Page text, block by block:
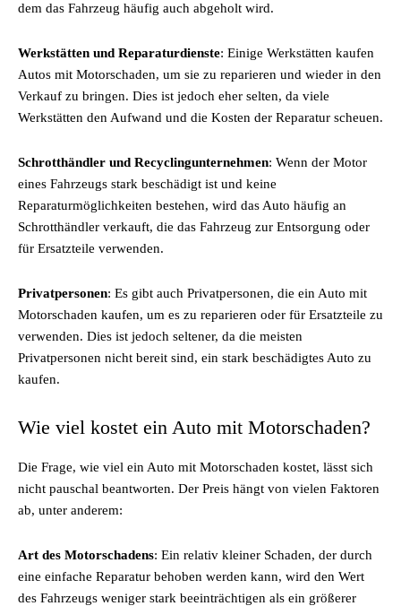
dem das Fahrzeug häufig auch abgeholt wird.
Werkstätten und Reparaturdienste: Einige Werkstätten kaufen
Autos mit Motorschaden, um sie zu reparieren und wieder in den
Verkauf zu bringen. Dies ist jedoch eher selten, da viele
Werkstätten den Aufwand und die Kosten der Reparatur scheuen.
Schrotthändler und Recyclingunternehmen: Wenn der Motor
eines Fahrzeugs stark beschädigt ist und keine
Reparaturmöglichkeiten bestehen, wird das Auto häufig an
Schrotthändler verkauft, die das Fahrzeug zur Entsorgung oder
für Ersatzteile verwenden.
Privatpersonen: Es gibt auch Privatpersonen, die ein Auto mit
Motorschaden kaufen, um es zu reparieren oder für Ersatzteile zu
verwenden. Dies ist jedoch seltener, da die meisten
Privatpersonen nicht bereit sind, ein stark beschädigtes Auto zu
kaufen.
Wie viel kostet ein Auto mit Motorschaden?
Die Frage, wie viel ein Auto mit Motorschaden kostet, lässt sich
nicht pauschal beantworten. Der Preis hängt von vielen Faktoren
ab, unter anderem:
Art des Motorschadens: Ein relativ kleiner Schaden, der durch
eine einfache Reparatur behoben werden kann, wird den Wert
des Fahrzeugs weniger stark beeinträchtigen als ein größerer